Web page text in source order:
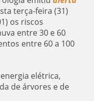
terça-feira (31)
os riscos
entre 30 e 60
entre 60 a 100
elétrica,
de árvores e de